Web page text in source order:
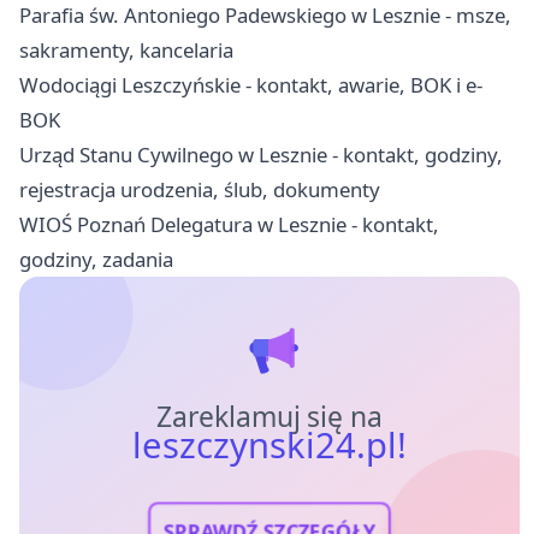
Parafia św. Antoniego Padewskiego w Lesznie - msze,
sakramenty, kancelaria
Wodociągi Leszczyńskie - kontakt, awarie, BOK i e-
BOK
Urząd Stanu Cywilnego w Lesznie - kontakt, godziny,
rejestracja urodzenia, ślub, dokumenty
WIOŚ Poznań Delegatura w Lesznie - kontakt,
godziny, zadania
Zareklamuj się na
leszczynski24.pl!